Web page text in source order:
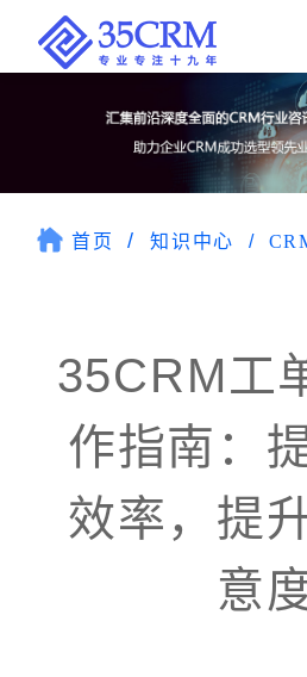
首页 知识中心
35CRM工
作指南：
效率，提
意